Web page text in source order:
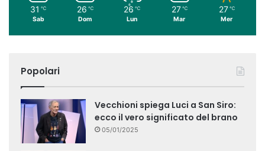
31 ℃
Sab
26 ℃
Dom
26 ℃
Lun
27 ℃
Mar
27 ℃
Mer
Popolari
Vecchioni spiega Luci a San Siro:
ecco il vero significato del brano
05/01/2025